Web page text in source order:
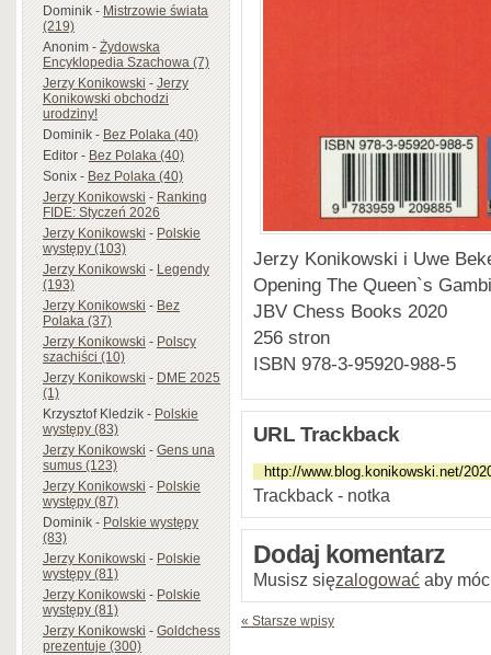
Dominik-Mistrzowie świata
(219)
Anonim-Żydowska
Encyklopedia Szachowa (7)
Jerzy Konikowski-Jerzy
Konikowski obchodzi
urodziny!
Dominik-Bez Polaka (40)
Editor-Bez Polaka (40)
Sonix-Bez Polaka (40)
Jerzy Konikowski-Ranking
FIDE: Styczeń 2026
Jerzy Konikowski-Polskie
występy (103)
Jerzy Konikowski-Legendy
(193)
Jerzy Konikowski-Bez
Polaka (37)
Jerzy Konikowski-Polscy
szachiści (10)
Jerzy Konikowski-DME 2025
(1)
Krzysztof Kledzik-Polskie
występy (83)
Jerzy Konikowski-Gens una
sumus (123)
Jerzy Konikowski-Polskie
występy (87)
Dominik-Polskie występy
(83)
Jerzy Konikowski-Polskie
występy (81)
Jerzy Konikowski-Polskie
występy (81)
Jerzy Konikowski-Goldchess
prezentuje (300)
Jerzy Konikowski i Uwe
Opening The Queen`s
JBV Chess Books 2020
256 stron
ISBN 978-3-95920-988-5
URL Trackback
Trackback - notka
Dodaj komentarz
Musisz sięzalogować aby
« Starsze wpisy